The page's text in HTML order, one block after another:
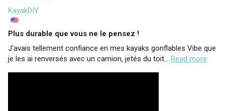
KayakDIY
Plus durable que vous ne le pensez !
J'avais tellement confiance en mes kayaks gonflables Vibe que
je les ai renversés avec un camion, jetés du toit... Read more